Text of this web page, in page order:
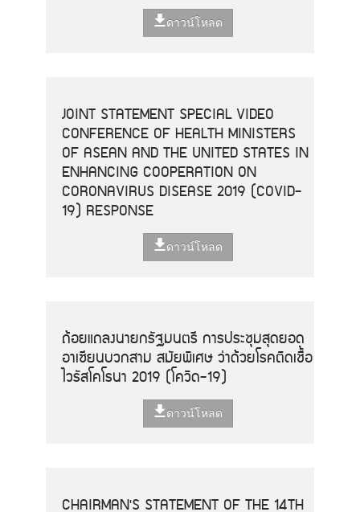
ดาวน์โหลด
JOINT STATEMENT SPECIAL VIDEO
CONFERENCE OF HEALTH MINISTERS
OF ASEAN AND THE UNITED STATES IN
ENHANCING COOPERATION ON
CORONAVIRUS DISEASE 2019 (COVID-
19) RESPONSE
ดาวน์โหลด
ถ้อยแถลงนายกรัฐมนตรี การประชุมสุดยอด
อาเซียนบวกสาม สมัยพิเศษ ว่าด้วยโรคติดเชื้อ
ไวรัสโคโรนา 2019 (โควิด-19)
ดาวน์โหลด
CHAIRMAN'S STATEMENT OF THE 14TH